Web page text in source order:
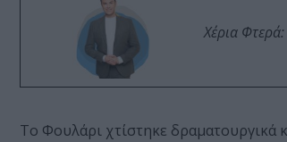
Χέρια
Το Φουλάρι χτίστηκε δραματουργικά